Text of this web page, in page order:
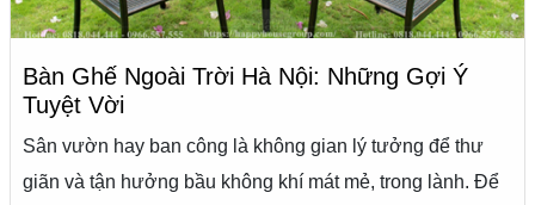
Bàn Ghế Ngoài Trời Hà Nội: Những Gợi Ý
Tuyệt Vời
Sân vườn hay ban công là không gian lý tưởng để thư
giãn và tận hưởng bầu không khí mát mẻ, trong lành. Để